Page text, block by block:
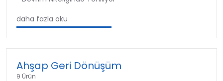
daha fazla oku
Ahşap Geri Dönüşüm
9 Ürün